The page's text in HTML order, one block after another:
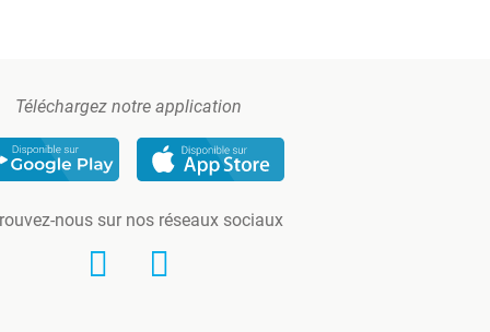
Téléchargez notre application
nous sur nos réseaux sociaux